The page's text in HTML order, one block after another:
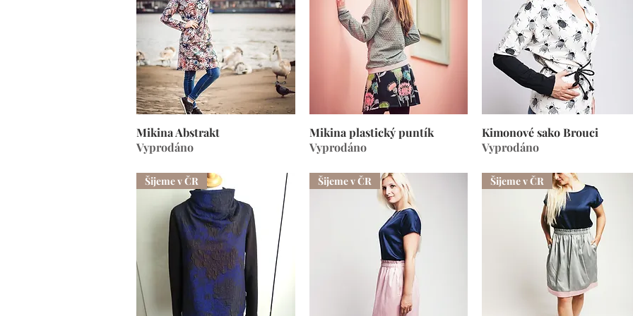
Rychlý náhled
Mikina Abstrakt
Vyprodáno
Rychlý náhled
Mikina plastický puntík
Vyprodáno
Rychlý náhled
Kimonové sako Brouci
Vyprodáno
Šijeme v ČR Šijeme v ČR Šijeme v ČR